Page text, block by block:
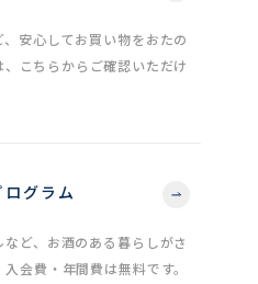
安心してお買い物をおたの
こちらからご確認いただけ
グラム
ど、お酒のある暮らしがさ
会費・年間費は無料です。